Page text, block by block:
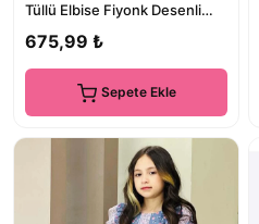
Tüllü Elbise Fiyonk Desenli
675,99 ₺
Sepete Ekle